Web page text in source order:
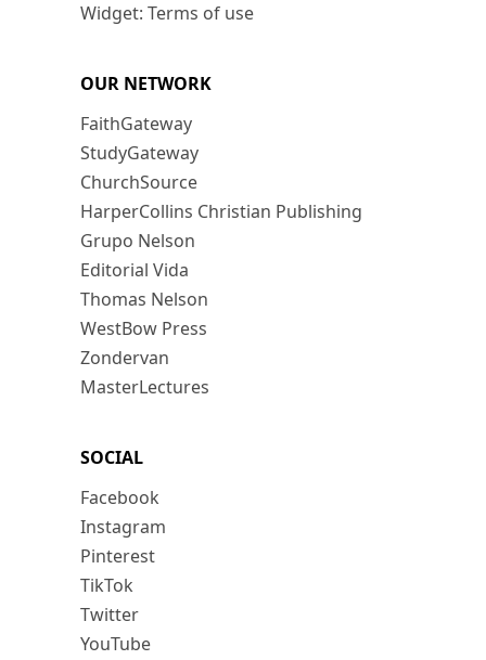
Widget: Terms of use
OUR NETWORK
FaithGateway
StudyGateway
ChurchSource
HarperCollins Christian Publishing
Grupo Nelson
Editorial Vida
Thomas Nelson
WestBow Press
Zondervan
MasterLectures
SOCIAL
Facebook
Instagram
Pinterest
TikTok
Twitter
YouTube